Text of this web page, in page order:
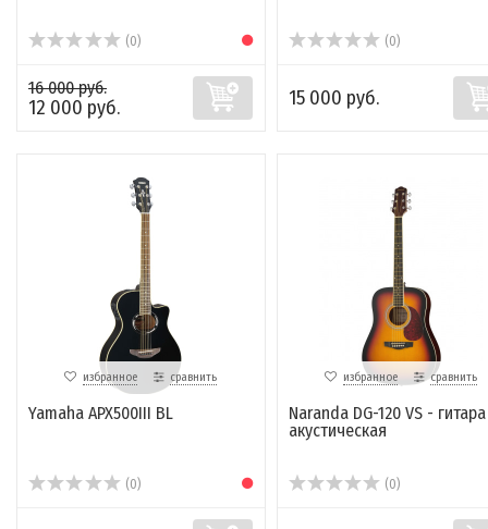
(0)
16 000 руб.
12 000 руб.
(0)
15 000 руб.
избранное сравнить
Yamaha APX500III BL
(0)
избранное сравнить
Naranda DG-120 VS - гитара
акустическая
(0)